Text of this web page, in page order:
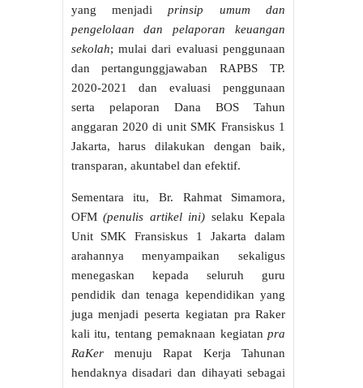
yang menjadiprinsip umum dan
pengelolaan dan pelaporan keuangan
sekolah; mulai dari evaluasi penggunaan
dan pertangunggjawaban RAPBS TP.
2020-2021 dan evaluasi penggunaan
serta pelaporan Dana BOS Tahun
anggaran 2020 di unit SMK Fransiskus 1
Jakarta, harus dilakukan dengan baik,
transparan, akuntabel dan efektif.
Sementara itu, Br. Rahmat Simamora,
OFM(penulis artikel ini) selaku Kepala
Unit SMK Fransiskus 1 Jakarta dalam
arahannya menyampaikan sekaligus
menegaskan kepada seluruh guru
pendidik dan tenaga kependidikan yang
juga menjadi peserta kegiatan pra Raker
kali itu, tentang pemaknaan kegiatanpra
RaKermenuju Rapat Kerja Tahunan
hendaknya disadari dan dihayati sebagai